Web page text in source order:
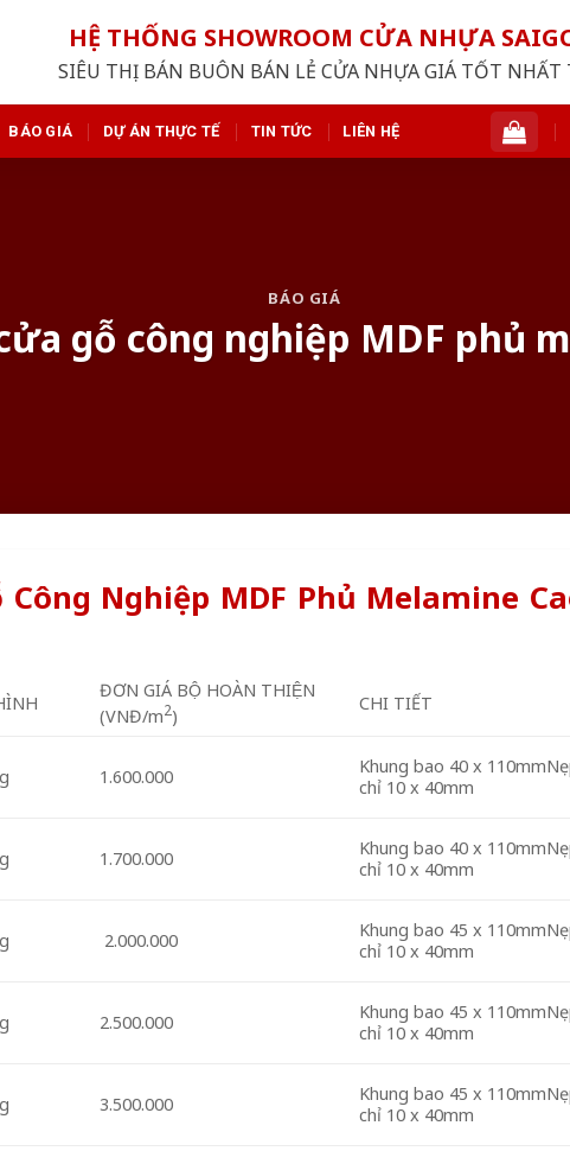
HỆ THỐNG SHOWROOM CỬA NHỰA
SIÊU THỊ BÁN BUÔN BÁN LẺ CỬA NHỰA GIÁ TỐT NHẤT
BÁO GIÁ DỰ ÁN THỰC TẾ TIN TỨC LIÊN HỆ
BÁO GIÁ
gỗ công nghiệp MDF phủ
Công Nghiệp MDF Phủ Melamine
ĐƠN GIÁ BỘ HOÀN THIỆN
(VNĐ/m2)
CHI TIẾT
1.600.000
Khung bao 40 x
chỉ 10 x 40mm
1.700.000
Khung bao 40 x
chỉ 10 x 40mm
2.000.000
Khung bao 45 x
chỉ 10 x 40mm
2.500.000
Khung bao 45 x
chỉ 10 x 40mm
3.500.000
Khung bao 45 x
chỉ 10 x 40mm